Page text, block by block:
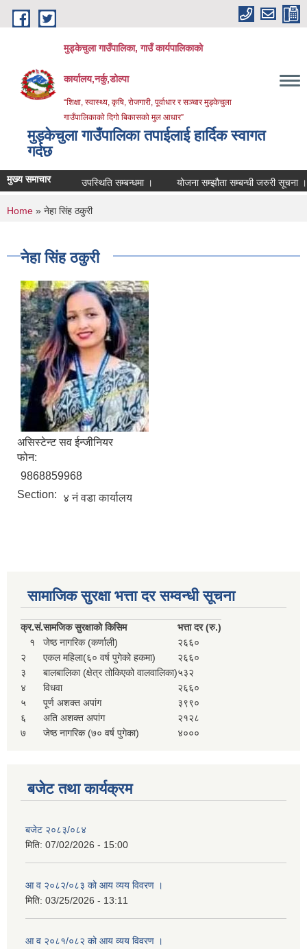
Skip to main content
मुड्केचुला गाउँपालिका, गाउँ कार्यपालिकाको
कार्यालय,नर्कु,डोल्पा
“शिक्षा, स्वास्थ्य, कृषि, रोजगारी, पूर्वाधार र सञ्चार मुड्केचुला
गाउँपालिकाको दिगो बिकासको मुल आधार”
मुड्केचुला गाउँपालिका तपाईलाई हार्दिक स्वागत
गर्दछ
मुख्य समाचार उपस्थिति सम्बन्धमा । योजना सम्झौता सम्बन्धी जरुरी सूचना ।
You are here
Home » नेहा सिंह ठकुरी
नेहा सिंह ठकुरी
असिस्टेन्ट सव ईन्जीनियर
फोन:
9868859968
Section:
४ नं वडा कार्यालय
सामाजिक सुरक्षा भत्ता दर सम्वन्धी सूचना
क्र.सं.सामजिक सुरक्षाको किसिम
भत्ता दर (रु.)
१
जेष्ठ नागरिक (कर्णाली)
२६६०
२
एकल महिला(६० वर्ष पुगेको हकमा)
२६६०
३
बालबालिका (क्षेत्र तोकिएको वालवालिका)५३२
४
विधवा
२६६०
५
पूर्ण अशक्त अपांग
३९९०
६
अति अशक्त अपांग
२१२८
७
जेष्ठ नागरिक (७० वर्ष पुगेका) ४०००
बजेट तथा कार्यक्रम
बजेट २०८३/०८४
मिति: 07/02/2026 - 15:00
आ व २०८२/०८३ को आय व्यय विवरण ।
मिति: 03/25/2026 - 13:11
आ व २०८१/०८२ को आय व्यय विवरण ।